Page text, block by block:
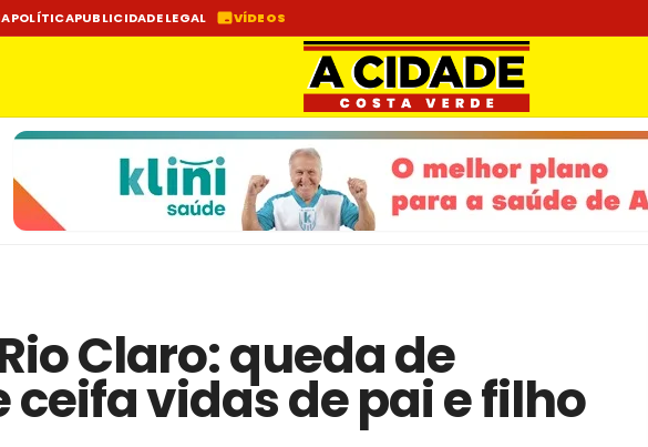
POLÍTICAPUBLICIDADE LEGAL VÍDEOS
Claro: queda de
vidas de pai e filho